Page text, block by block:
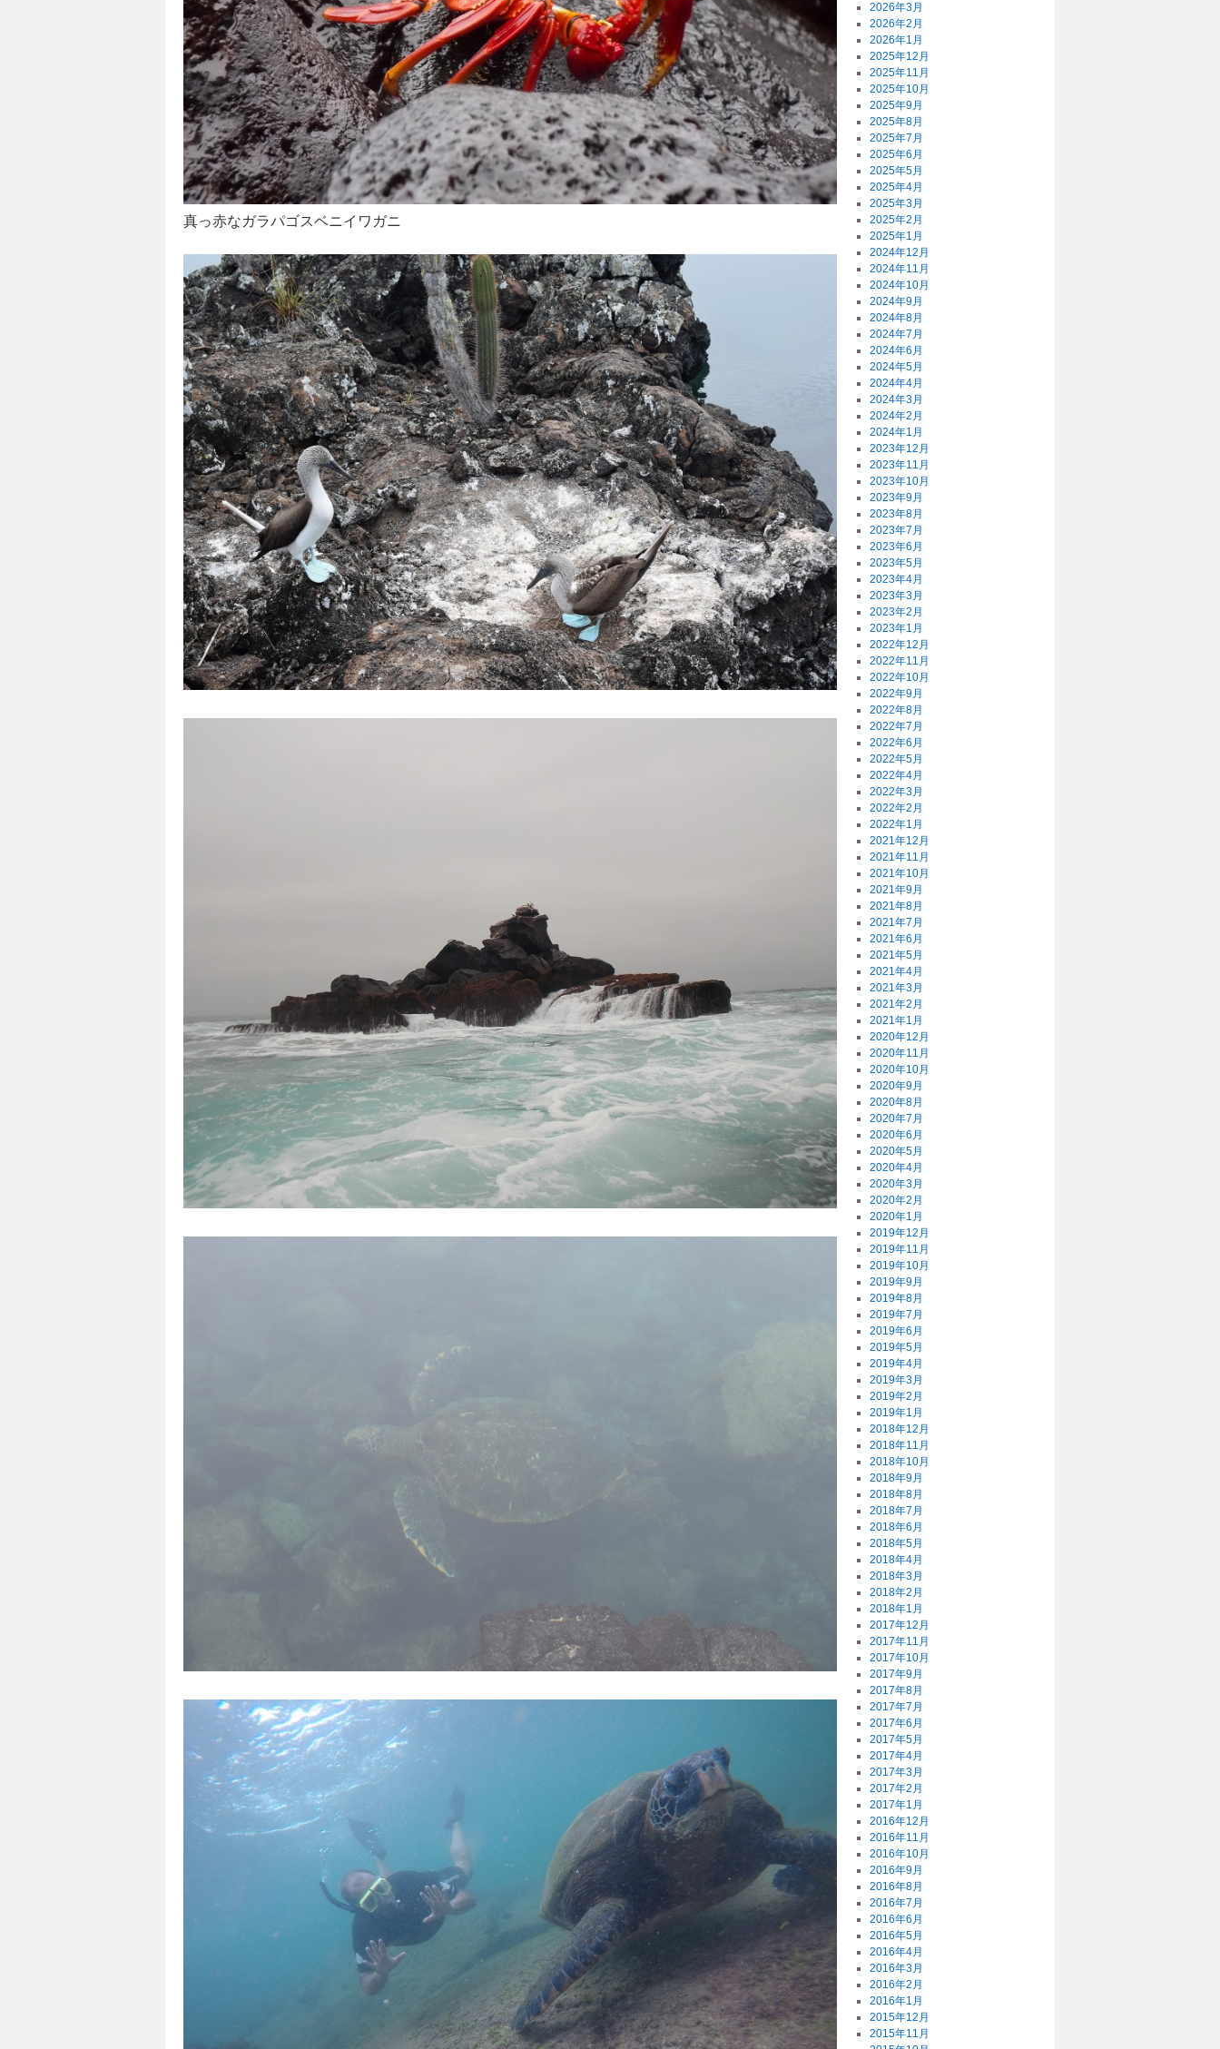
真っ赤なガラパゴスベニイワガニ
2026年3月
2026年2月
2026年1月
2025年12月
2025年11月
2025年10月
2025年9月
2025年8月
2025年7月
2025年6月
2025年5月
2025年4月
2025年3月
2025年2月
2025年1月
2024年12月
2024年11月
2024年10月
2024年9月
2024年8月
2024年7月
2024年6月
2024年5月
2024年4月
2024年3月
2024年2月
2024年1月
2023年12月
2023年11月
2023年10月
2023年9月
2023年8月
2023年7月
2023年6月
2023年5月
2023年4月
2023年3月
2023年2月
2023年1月
2022年12月
2022年11月
2022年10月
2022年9月
2022年8月
2022年7月
2022年6月
2022年5月
2022年4月
2022年3月
2022年2月
2022年1月
2021年12月
2021年11月
2021年10月
2021年9月
2021年8月
2021年7月
2021年6月
2021年5月
2021年4月
2021年3月
2021年2月
2021年1月
2020年12月
2020年11月
2020年10月
2020年9月
2020年8月
2020年7月
2020年6月
2020年5月
2020年4月
2020年3月
2020年2月
2020年1月
2019年12月
2019年11月
2019年10月
2019年9月
2019年8月
2019年7月
2019年6月
2019年5月
2019年4月
2019年3月
2019年2月
2019年1月
2018年12月
2018年11月
2018年10月
2018年9月
2018年8月
2018年7月
2018年6月
2018年5月
2018年4月
2018年3月
2018年2月
2018年1月
2017年12月
2017年11月
2017年10月
2017年9月
2017年8月
2017年7月
2017年6月
2017年5月
2017年4月
2017年3月
2017年2月
2017年1月
2016年12月
2016年11月
2016年10月
2016年9月
2016年8月
2016年7月
2016年6月
2016年5月
2016年4月
2016年3月
2016年2月
2016年1月
2015年12月
2015年11月